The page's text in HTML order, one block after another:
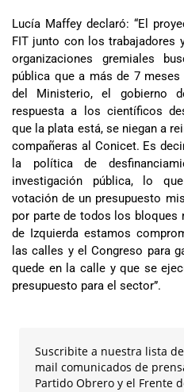
Lucía Maffey declaró: “El
FIT junto con los trabajadores
organizaciones gremiales
pública que a más de 7
del Ministerio, el gobierno
respuesta a los científicos
que la plata está, se niegan a
compañeras al Conicet. Es
la política de
investigación pública, lo
votación de un presupuesto
por parte de todos los bloques
de Izquierda estamos
las calles y el Congreso para
quede en la calle y que se
presupuesto para el sector”.
Suscribite a nuestra lista
mail comunicados de
Partido Obrero y el Frente